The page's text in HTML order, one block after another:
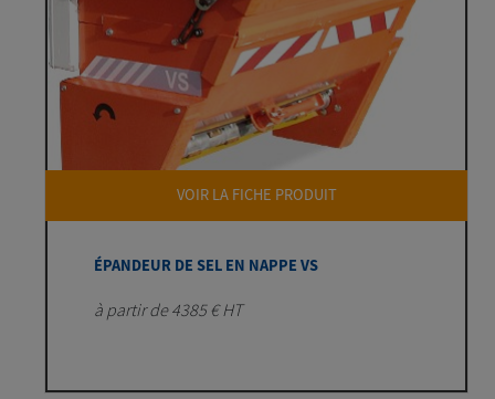
VOIR LA FICHE PRODUIT
ÉPANDEUR DE SEL EN NAPPE VS
à partir de 4385 € HT